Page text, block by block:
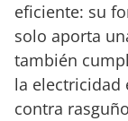
eficiente: su
solo aporta
también
la electricidad
contra